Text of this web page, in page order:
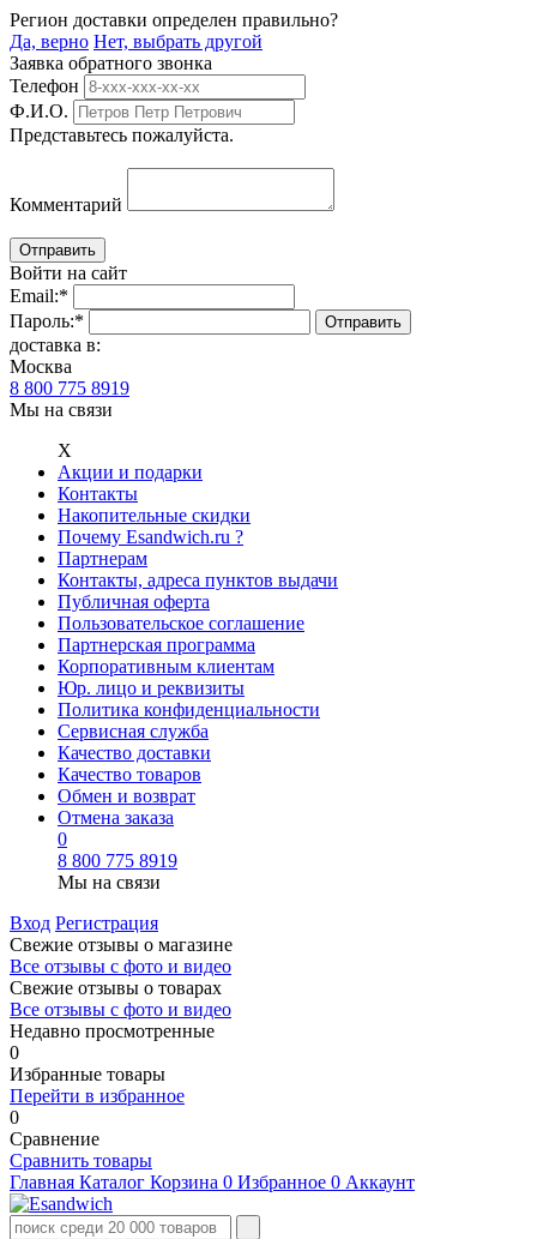
Регион доставки определен правильно?
Да, верно Нет, выбрать другой
Заявка обратного звонка
Телефон
Ф.И.О.
Представьтесь пожалуйста.
Комментарий
Войти на сайт
Email:*
Пароль:*
доставка в:
Москва
8 800 775 8919
Мы на связи
Х
Акции и подарки
Контакты
Накопительные скидки
Почему Esandwich.ru ?
Партнерам
Контакты, адреса пунктов выдачи
Публичная оферта
Пользовательское соглашение
Партнерская программа
Корпоративным клиентам
Юр. лицо и реквизиты
Политика конфиденциальности
Сервисная служба
Качество доставки
Качество товаров
Обмен и возврат
Отмена заказа
0
8 800 775 8919
Мы на связи
Вход Регистрация
Свежие отзывы о магазине
Все отзывы с фото и видео
Свежие отзывы о товарах
Все отзывы c фото и видео
Недавно просмотренные
0
Избранные товары
Перейти в избранное
0
Сравнение
Сравнить товары
Главная Каталог Корзина 0 Избранное 0 Аккаунт